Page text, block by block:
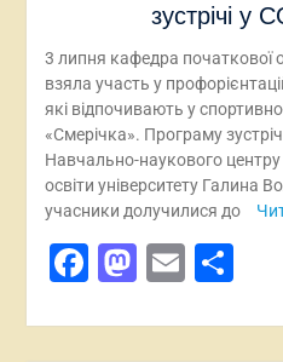
зустрічі у
3 липня кафедра початкової
взяла участь у
які відпочивають у
«Смерічка». Програму
Навчально-наукового центру
освіти університету Галина
учасники долучилися до
Facebook
Email